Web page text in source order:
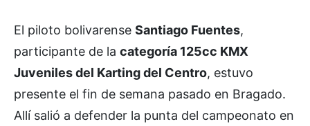
El piloto bolivarense Santiago Fuentes,
participante de la categoría 125cc KMX
Juveniles del Karting del Centro, estuvo
presente el fin de semana pasado en Bragado.
Allí salió a defender la punta del campeonato en